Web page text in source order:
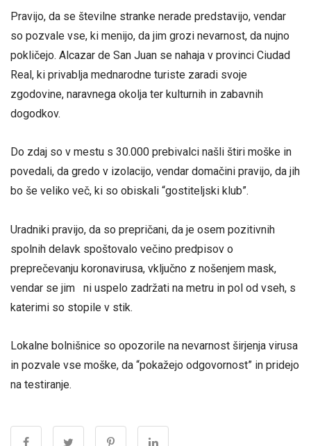
Pravijo, da se številne stranke nerade predstavijo, vendar
so pozvale vse, ki menijo, da jim grozi nevarnost, da nujno
pokličejo. Alcazar de San Juan se nahaja v provinci Ciudad
Real, ki privablja mednarodne turiste zaradi svoje
zgodovine, naravnega okolja ter kulturnih in zabavnih
dogodkov.
Do zdaj so v mestu s 30.000 prebivalci našli štiri moške in
povedali, da gredo v izolacijo, vendar domačini pravijo, da jih
bo še veliko več, ki so obiskali “gostiteljski klub”.
Uradniki pravijo, da so prepričani, da je osem pozitivnih
spolnih delavk spoštovalo večino predpisov o
preprečevanju koronavirusa, vključno z nošenjem mask,
vendar se jim ni uspelo zadržati na metru in pol od vseh, s
katerimi so stopile v stik.
Lokalne bolnišnice so opozorile na nevarnost širjenja virusa
in pozvale vse moške, da “pokažejo odgovornost” in pridejo
na testiranje.